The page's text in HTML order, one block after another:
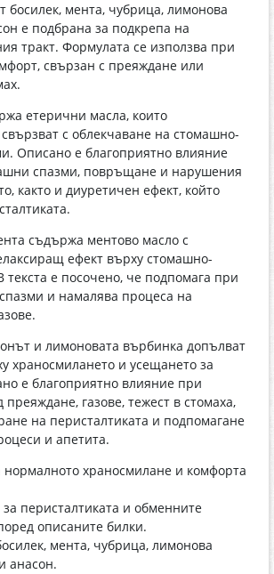
босилек, мента, чубрица, лимонова
е подбрана за подкрепа на
тракт. Формулата се използва при
свързан с преяждане или
етерични масла, които
с облекчаване на стомашно-
Описано е благоприятно влияние
спазми, повръщане и нарушения
както и диуретичен ефект, който
съдържа ментово масло с
ефект върху стомашно-
текста е посочено, че подпомага при
и намалява процеса на
и лимоновата върбинка допълват
храносмилането и усещането за
е благоприятно влияние при
газове, тежест в стомаха,
на перисталтиката и подпомагане
и апетита.
нормалното храносмилане и комфорта
перисталтиката и обменните
описаните билки.
мента, чубрица, лимонова
анасон.